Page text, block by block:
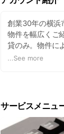
創業30年の横浜
物件を幅広くご
貸のみ。物件に
ます。
...See more
サービスメニュ